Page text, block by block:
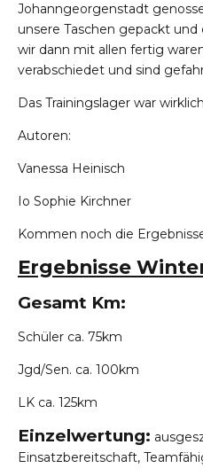
Johanngeorgenstadt
unsere Taschen gepackt
wir dann mit allen fertig
verabschiedet und sind
Das Trainingslager war
Autoren:
Vanessa Heinisch
Io Sophie Kirchner
Kommen noch die
Ergebnisse
Gesamt Km:
Schüler ca. 75km
Jgd/Sen. ca. 100km
LK ca. 125km
Einzelwertung:
Einsatzbereitschaft,